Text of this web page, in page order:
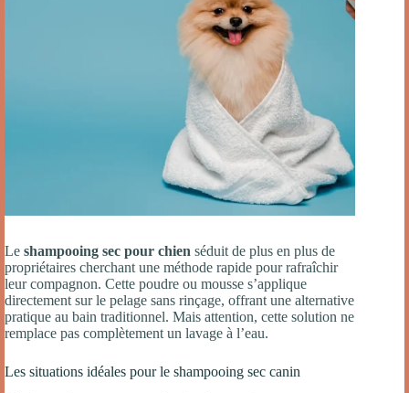
Le shampooing sec pour chien séduit de plus en plus de
propriétaires cherchant une méthode rapide pour rafraîchir
leur compagnon. Cette poudre ou mousse s’applique
directement sur le pelage sans rinçage, offrant une alternative
pratique au bain traditionnel. Mais attention, cette solution ne
remplace pas complètement un lavage à l’eau.
Les situations idéales pour le shampooing sec canin